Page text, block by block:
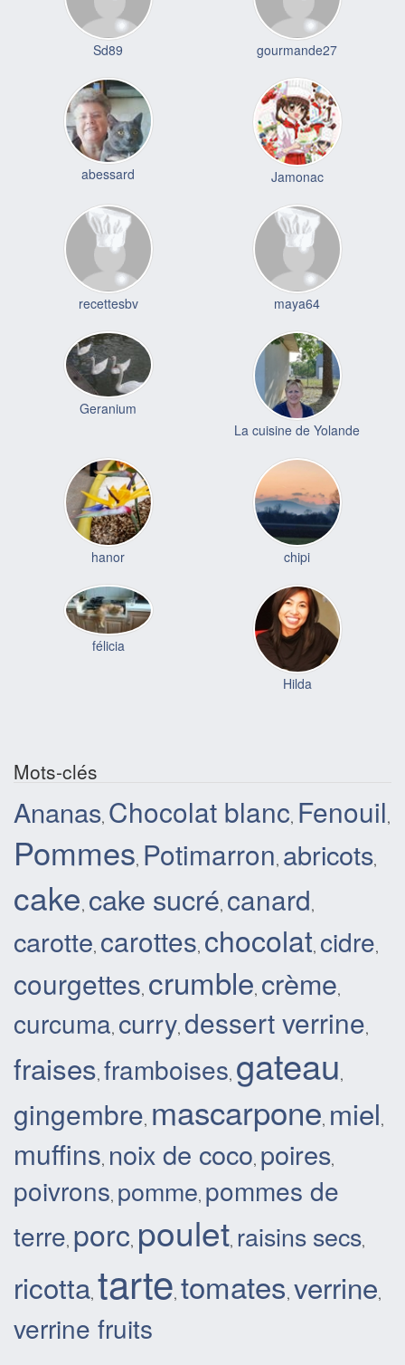
Sd89 gourmande27
abessard Jamonac
recettesbv maya64
Geranium
La cuisine de Yolande
hanor chipi
félicia
Hilda
Mots-clés
Ananas, Chocolat blanc, Fenouil,
Pommes, Potimarron, abricots,
cake, cake sucré, canard,
carotte, carottes, chocolat, cidre,
courgettes, crumble, crème,
curcuma, curry, dessert verrine,
fraises, framboises, gateau,
gingembre, mascarpone, miel,
muffins, noix de coco, poires,
poivrons, pomme, pommes de
terre, porc, poulet, raisins secs,
ricotta, tarte, tomates, verrine,
verrine fruits